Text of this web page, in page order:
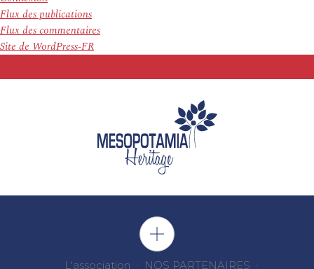
Flux des publications
Flux des commentaires
Site de WordPress-FR
L'association NOS PARTENAIRES